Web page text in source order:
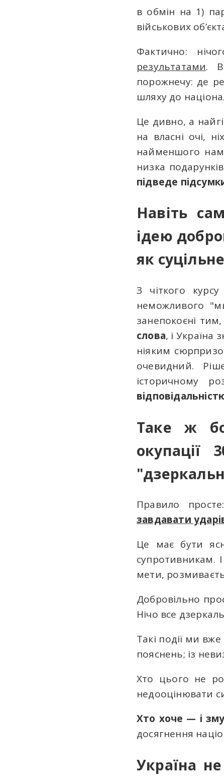
в обмін на 1)
військових
Фактично:
результатами.
порожнечу: де
шляху до
Це дивно, а
на власні очі,
найменшого
низка
підведе
Навіть
ідею
як
З чіткого
неможливого
занепокоєні
слова, і Україна
ніяким
очевидний.
історичному
Таке ж
окупації
Правило
завдавати
Це має бути
супротивникам.
мети,
Добровільно
Нічо все
Такі події ми
пояснень; із
Хто цього не
недооцінювати
Хто хоче — і
досягнення
Україна